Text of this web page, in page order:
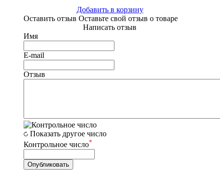
Добавить в корзину
Оставить отзыв Оставьте свой отзыв о товаре
Написать отзыв
Имя
E-mail
Отзыв
Показать другое число
Контрольное число*